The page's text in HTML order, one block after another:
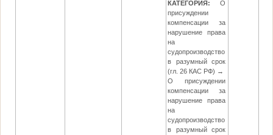
КАТЕГОРИЯ:
О
присуждении
компенсации за
нарушение права
на
судопроизводство
в разумный срок
(гл. 26 КАС РФ) →
О присуждении
компенсации за
нарушение права
на
судопроизводство
в разумный срок